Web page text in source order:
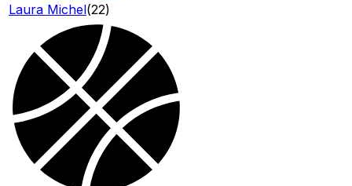
Laura Michel(22)